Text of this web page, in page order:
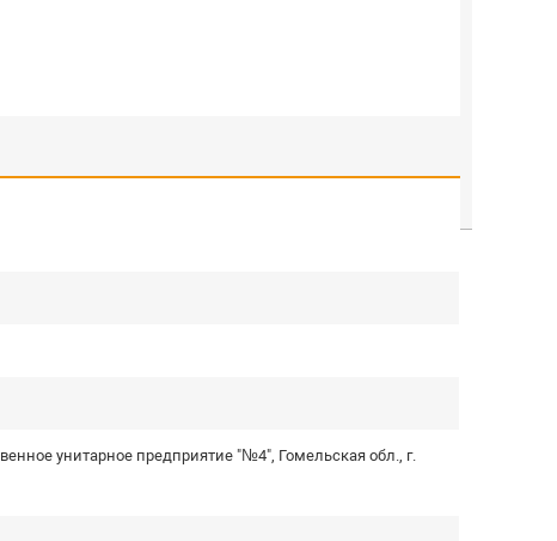
унитарное предприятие "№4", Гомельская обл., г.